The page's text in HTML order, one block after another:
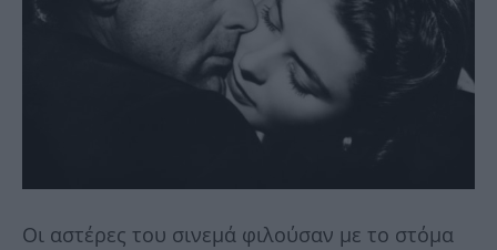
Οι αστέρες του σινεμά φιλούσαν με το στόμα